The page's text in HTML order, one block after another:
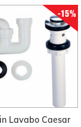
-15%
Lavabo Caesar